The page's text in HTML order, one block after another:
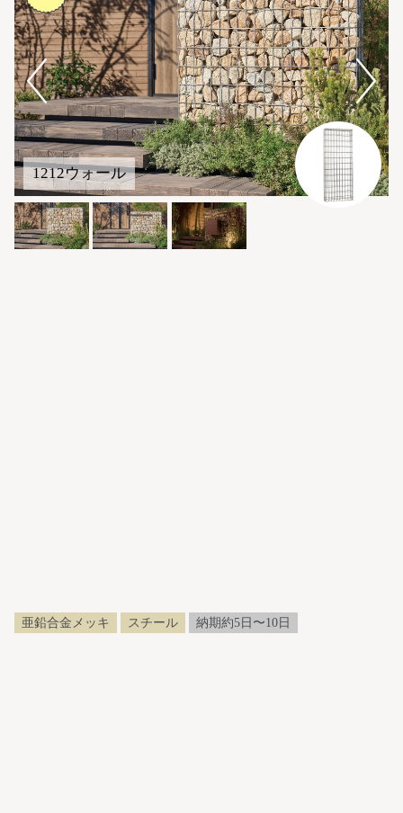
1212ウォール
亜鉛合金メッキ スチール 納期約5日〜10日